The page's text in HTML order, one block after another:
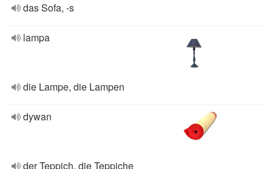
das Sofa, -s
lampa
die Lampe, die Lampen
dywan
der Teppich, die Teppiche